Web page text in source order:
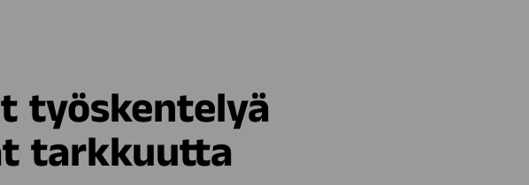
työskentelyä
tarkkuutta